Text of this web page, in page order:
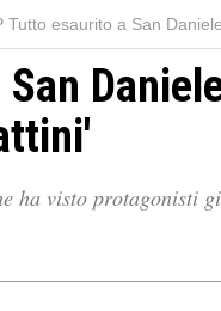
Tutto esaurito a San
ha visto protagonisti